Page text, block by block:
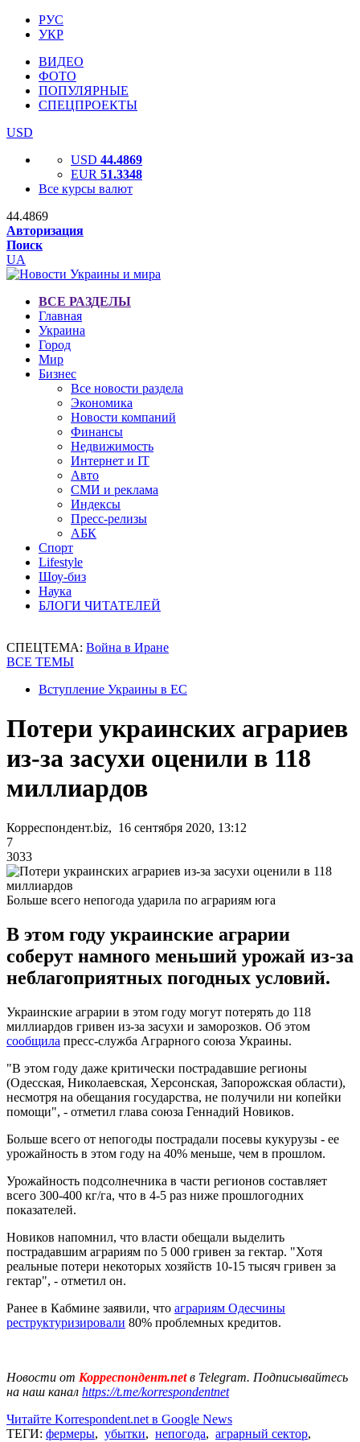
РУС
УКР
ВИДЕО
ФОТО
ПОПУЛЯРНЫЕ
СПЕЦПРОЕКТЫ
USD
USD 44.4869
EUR 51.3348
Все курсы валют
44.4869
Авторизация
Поиск
UA
ВСЕ РАЗДЕЛЫ
Главная
Украина
Город
Мир
Бизнес
Все новости раздела
Экономика
Новости компаний
Финансы
Недвижимость
Интернет и IT
Авто
СМИ и реклама
Индексы
Пресс-релизы
АБК
Спорт
Lifestyle
Шоу-биз
Наука
БЛОГИ ЧИТАТЕЛЕЙ
СПЕЦТЕМА: Война в Иране
ВСЕ ТЕМЫ
Вступление Украины в ЕС
Потери украинских аграриев
из-за засухи оценили в 118
миллиардов
Корреспондент.biz, 16 сентября 2020, 13:12
7
3033
Больше всего непогода ударила по аграриям юга
В этом году украинские аграрии
соберут намного меньший урожай из-за
неблагоприятных погодных условий.
Украинские аграрии в этом году могут потерять до 118
миллиардов гривен из-за засухи и заморозков. Об этом
сообщила пресс-служба Аграрного союза Украины.
"В этом году даже критически пострадавшие регионы
(Одесская, Николаевская, Херсонская, Запорожская области),
несмотря на обещания государства, не получили ни копейки
помощи", - отметил глава союза Геннадий Новиков.
Больше всего от непогоды пострадали посевы кукурузы - ее
урожайность в этом году на 40% меньше, чем в прошлом.
Урожайность подсолнечника в части регионов составляет
всего 300-400 кг/га, что в 4-5 раз ниже прошлогодних
показателей.
Новиков напомнил, что власти обещали выделить
пострадавшим аграриям по 5 000 гривен за гектар. "Хотя
реальные потери некоторых хозяйств 10-15 тысяч гривен за
гектар", - отметил он.
Ранее в Кабмине заявили, что аграриям Одесчины
реструктуризировали 80% проблемных кредитов.
Новости от Корреспондент.netв Telegram. Подписывайтесь
на наш канал https://t.me/korrespondentnet
Читайте Korrespondent.net в Google News
ТЕГИ: фермеры, убытки, непогода, аграрный сектор,